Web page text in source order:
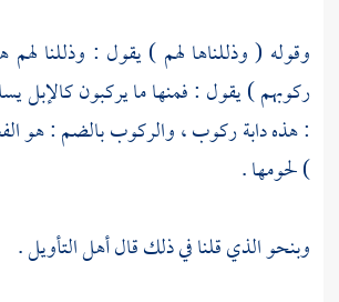
وقوله ( وذللناها لهم ) يقول : وذللنا لهم
ركوبهم ) يقول : فمنها ما يركبون كالإبل
: هذه دابة ركوب ، والركوب بالضم : هو
) لحومها .
وبنحو الذي قلنا في ذلك قال أهل التأويل .